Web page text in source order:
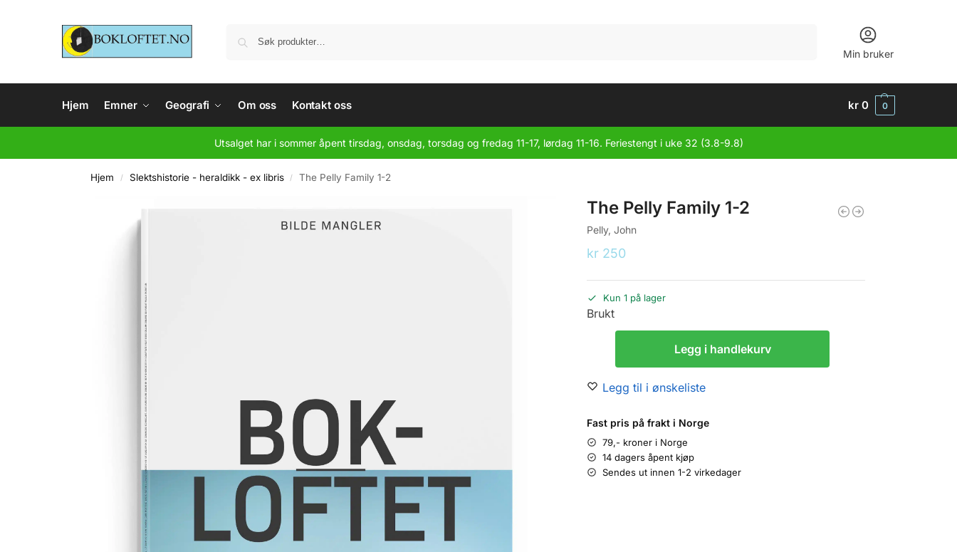
Min bruker
Hjem Emner Geografi Om oss Kontakt oss kr 0 0
Utsalget har i sommer åpent tirsdag, onsdag, torsdag og fredag 11-17, lørdag 11-16. Feriestengt i uke 32 (3.8-9.8)
Hjem / Slektshistorie - heraldikk - ex libris / The Pelly Family 1-2
The Pelly Family 1-2
Pelly, John
kr 250
Kun 1 på lager
Brukt
Legg i handlekurv
Legg til i ønskeliste
Fast pris på frakt i Norge
79,- kroner i Norge
14 dagers åpent kjøp
Sendes ut innen 1-2 virkedager